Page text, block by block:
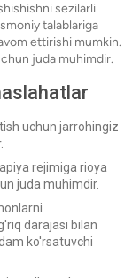
sezilarli
talablariga
ettirishi mumkin.
juda muhimdir.
uchun jarrohingiz
rejimiga rioya
juda muhimdir.
darajasi bilan
ko'rsatuvchi